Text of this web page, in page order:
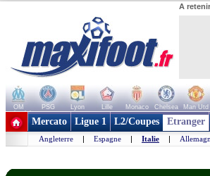
A
OM PSG Lyon Lille Monaco Chelsea Man Utd
+ de clubs
Mercato Ligue 1 L2/Coupes Etranger
Angleterre | Espagne | Italie |